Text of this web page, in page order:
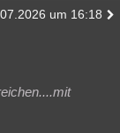
um 16:18